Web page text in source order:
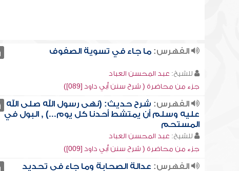
الفهرس:ما جاء في تسوية الصفوف
للشيخ: عبد المحسن العباد
جزء من محاضرة ( شرح سنن أبي داود [089])
الفهرس: شرح حديث: (نهى رسول الله صلى الله
عليه وسلم أن يمتشط أحدنا كل يوم...) , البول في
المستحم
للشيخ: عبد المحسن العباد
جزء من محاضرة ( شرح سنن أبي داود [009])
الفهرس: عدالة الصحابة وما جاء في تحديد